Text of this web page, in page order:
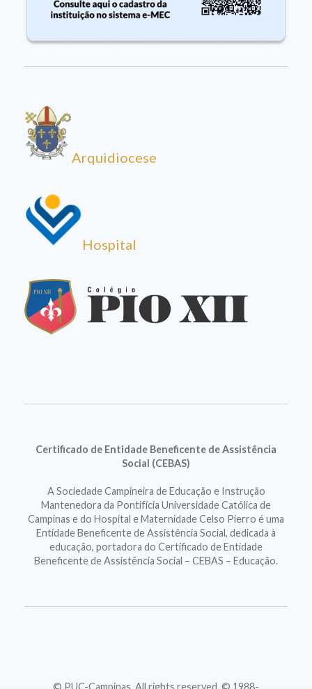
Arquidiocese
Hospital
Certificado de Entidade Beneficente de Assistência
Social (CEBAS)
A Sociedade Campineira de Educação e Instrução
Mantenedora da Pontifícia Universidade Católica de
Campinas e do Hospital e Maternidade Celso Pierro é uma
Entidade Beneficente de Assistência Social, dedicada à
educação, portadora do Certificado de Entidade
Beneficente de Assistência Social – CEBAS – Educação.